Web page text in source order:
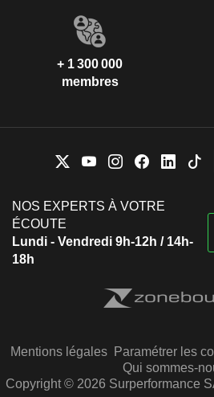
+ 1 300 000
membres
NOS EXPERTS À VOTRE
ÉCOUTE
Lundi - Vendredi 9h-12h / 14h-
18h
Mentions légales Paramétrer les
Qui sommes-
Copyright © 2026 Surperformance